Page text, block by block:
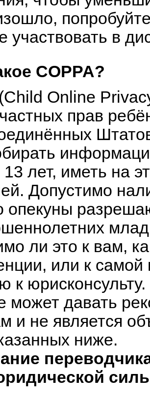
участвовать в
COPPA?
Online
прав
лет, иметь на
Допустимо
опекуны
ли это к вам,
или к самой
к
может давать
и не является
ниже.